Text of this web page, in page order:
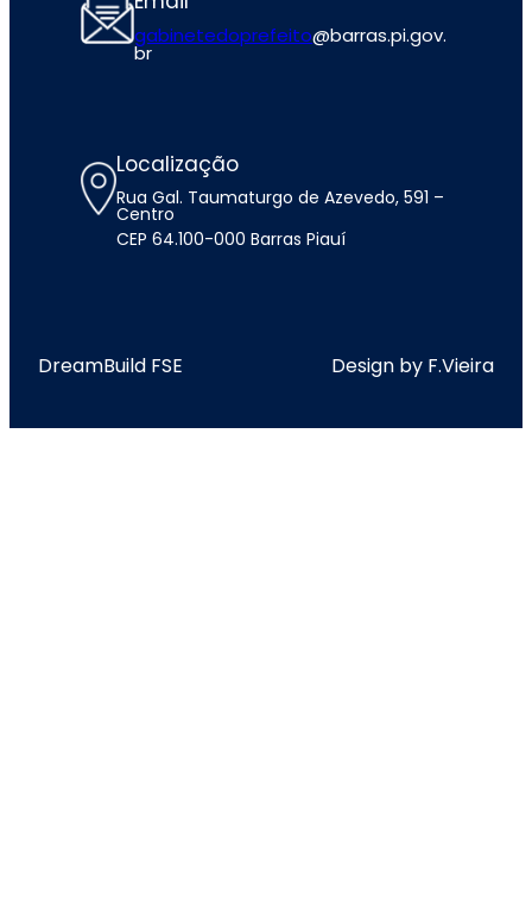
gabinetedoprefeito@barras.pi.gov.
br
Localização
Rua Gal. Taumaturgo de Azevedo, 591 –
Centro
CEP 64.100-000 Barras Piauí
DreamBuild FSE Design by F.Vieira